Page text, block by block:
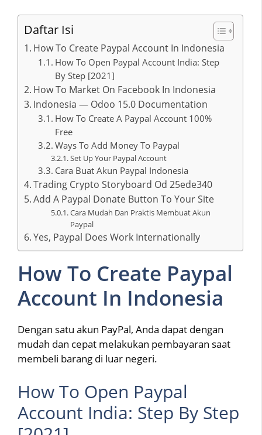
Daftar Isi
How To Create Paypal Account In Indonesia
How To Open Paypal Account India: Step
By Step [2021]
How To Market On Facebook In Indonesia
Indonesia — Odoo 15.0 Documentation
How To Create A Paypal Account 100%
Free
Ways To Add Money To Paypal
Set Up Your Paypal Account
Cara Buat Akun Paypal Indonesia
Trading Crypto Storyboard Od 25ede340
Add A Paypal Donate Button To Your Site
Cara Mudah Dan Praktis Membuat Akun
Paypal
Yes, Paypal Does Work Internationally
How To Create Paypal
Account In Indonesia
Dengan satu akun PayPal, Anda dapat dengan
mudah dan cepat melakukan pembayaran saat
membeli barang di luar negeri.
How To Open Paypal
Account India: Step By Step